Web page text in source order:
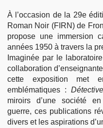
À l’occasion de la 29e
Roman Noir (FIRN) de
propose une immersion
années 1950 à travers la
Imaginée par le
collaboration
cette exposition met
emblématiques :Détective
miroirs d’une société
guerre, ces publications
divers et les aspirations